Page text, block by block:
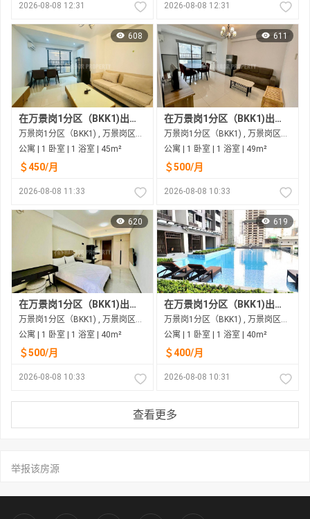
2026-08-08 12:31 2026-08-08 12:31
608
在万景岗1分区（BKK1)出租的公寓
万景岗1分区（BKK1) , 万景岗区（BKK) , 金边市
公寓 | 1 卧室 | 1 浴室 | 45m²
＄450/月
2026-08-08 11:33
611
在万景岗1分区（BKK1)出租的公寓
万景岗1分区（BKK1) , 万景岗区（BKK) , 金边市
公寓 | 1 卧室 | 1 浴室 | 49m²
＄500/月
2026-08-08 10:33
620
在万景岗1分区（BKK1)出租的公寓
万景岗1分区（BKK1) , 万景岗区（BKK) , 金边市
公寓 | 1 卧室 | 1 浴室 | 40m²
＄500/月
2026-08-08 10:33
619
在万景岗1分区（BKK1)出租的公寓
万景岗1分区（BKK1) , 万景岗区（BKK) , 金边市
公寓 | 1 卧室 | 1 浴室 | 40m²
＄400/月
2026-08-08 10:31
查看更多
举报该房源